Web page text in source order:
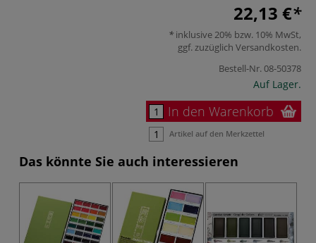
22,13 €
inklusive 20% bzw. 10% MwSt,
ggf. zuzüglich Versandkosten.
Bestell-Nr.08-50378
Auf Lager.
In den Warenkorb
Artikel auf den Merkzettel
Das könnte Sie auch interessieren